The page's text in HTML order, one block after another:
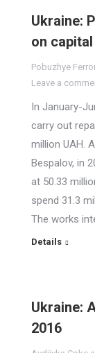
Ukraine:
on
Pobuzhye
Leave a
In January-
carry out
million UAH.
Bespalov, in
at 50.33
spend 31.3
The works
Details
Ukraine:
2016